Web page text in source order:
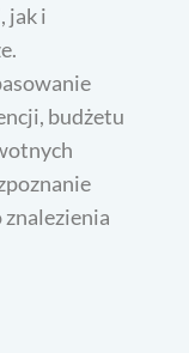
jak i
budżetu